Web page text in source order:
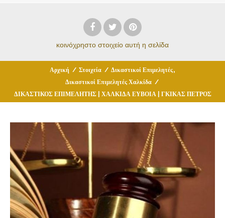
κοινόχρηστο στοιχείο αυτή η σελίδα
Αρχική / Στοιχεία / Δικαστικοί Επιμελητές,
Δικαστικοί Επιμελητές Χαλκίδα /
ΔΙΚΑΣΤΙΚΟΣ ΕΠΙΜΕΛΗΤΗΣ | ΧΑΛΚΙΔΑ ΕΥΒΟΙΑ | ΓΚΙΚΑΣ ΠΕΤΡΟΣ